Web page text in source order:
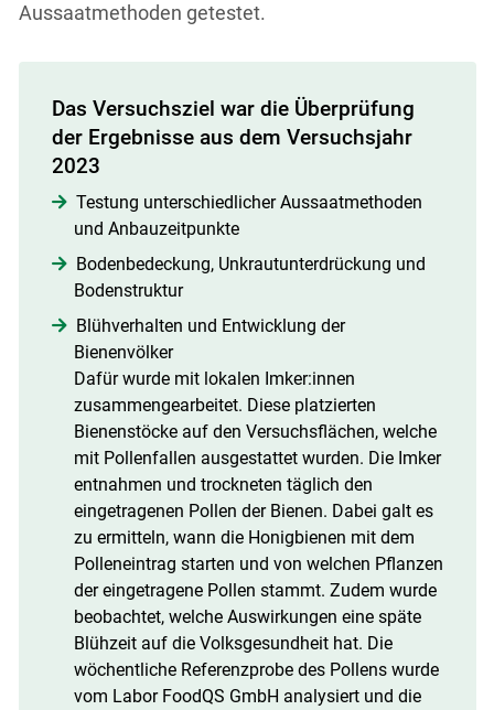
Aussaatmethoden getestet.
Das Versuchsziel war die Überprüfung
der Ergebnisse aus dem Versuchsjahr
2023
Testung unterschiedlicher Aussaatmethoden
und Anbauzeitpunkte
Bodenbedeckung, Unkrautunterdrückung und
Bodenstruktur
Blühverhalten und Entwicklung der
Bienenvölker
Dafür wurde mit lokalen Imker:innen
zusammengearbeitet. Diese platzierten
Bienenstöcke auf den Versuchsflächen, welche
mit Pollenfallen ausgestattet wurden. Die Imker
entnahmen und trockneten täglich den
eingetragenen Pollen der Bienen. Dabei galt es
zu ermitteln, wann die Honigbienen mit dem
Polleneintrag starten und von welchen Pflanzen
der eingetragene Pollen stammt. Zudem wurde
beobachtet, welche Auswirkungen eine späte
Blühzeit auf die Volksgesundheit hat. Die
wöchentliche Referenzprobe des Pollens wurde
vom Labor FoodQS GmbH analysiert und die